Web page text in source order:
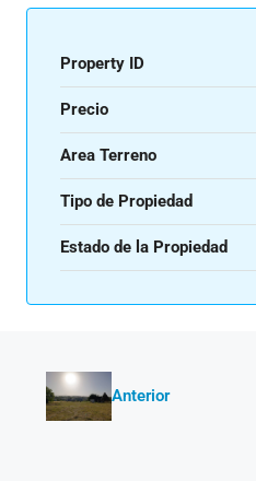
Property ID
Precio
Area Terreno
Tipo de Propiedad
Estado de la Propiedad
Anterior